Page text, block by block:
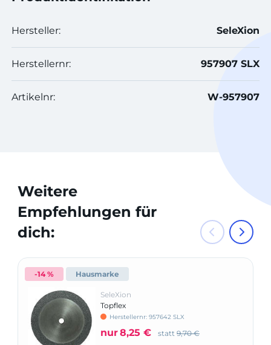
Hersteller: SeleXion
Herstellernr: 957907 SLX
Artikelnr: W-957907
Weitere
Empfehlungen für
dich:
-14 % Hausmarke
SeleXion
Topflex
Herstellernr: 957642 SLX
nur8,25 € statt 9,70 €